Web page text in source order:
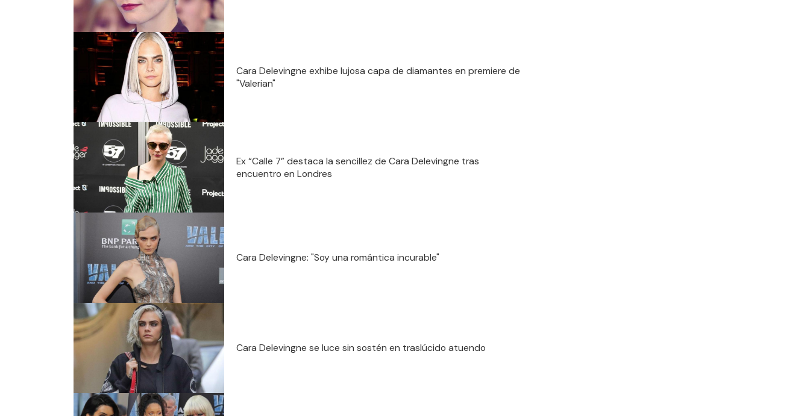
Cara Delevingne exhibe lujosa capa de diamantes en premiere de
"Valerian"
Ex “Calle 7” destaca la sencillez de Cara Delevingne tras
encuentro en Londres
Cara Delevingne: "Soy una romántica incurable"
Cara Delevingne se luce sin sostén en traslúcido atuendo